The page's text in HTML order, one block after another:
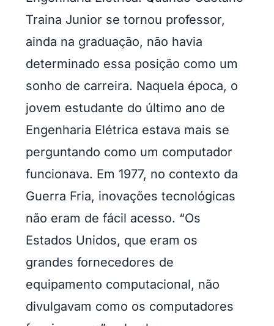
Traina Junior se tornou professor,
ainda na graduação, não havia
determinado essa posição como um
sonho de carreira. Naquela época, o
jovem estudante do último ano de
Engenharia Elétrica estava mais se
perguntando como um computador
funcionava. Em 1977, no contexto da
Guerra Fria, inovações tecnológicas
não eram de fácil acesso. “Os
Estados Unidos, que eram os
grandes fornecedores de
equipamento computacional, não
divulgavam como os computadores